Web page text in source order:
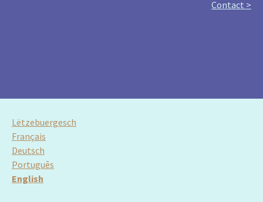
Contact >
Lëtzebuergesch
Français
Deutsch
Português
English